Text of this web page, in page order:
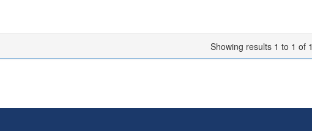
Showing results 1 to 1 of 1